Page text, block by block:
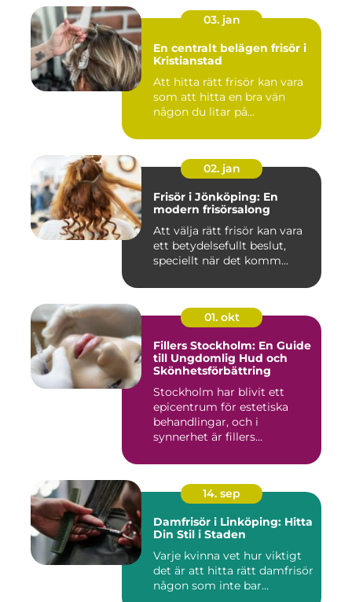
03. jan
En centralt belägen frisör i
Kristianstad
Att hitta rätt frisör kan vara
som att hitta en bra vän
någon du litar på...
02. jan
Frisör i Jönköping: En
modern frisörsalong
Att välja rätt frisör kan vara
ett betydelsefullt beslut,
speciellt när det komm...
01. okt
Fillers Stockholm: En Guide
till Ungdomlig Hud och
Skönhetsförbättring
Stockholm har blivit ett
epicentrum för estetiska
behandlingar, och i
synnerhet är fillers...
14. sep
Damfrisör i Linköping: Hitta
Din Stil i Staden
Varje kvinna vet hur viktigt
det är att hitta rätt damfrisör
någon som inte bar...